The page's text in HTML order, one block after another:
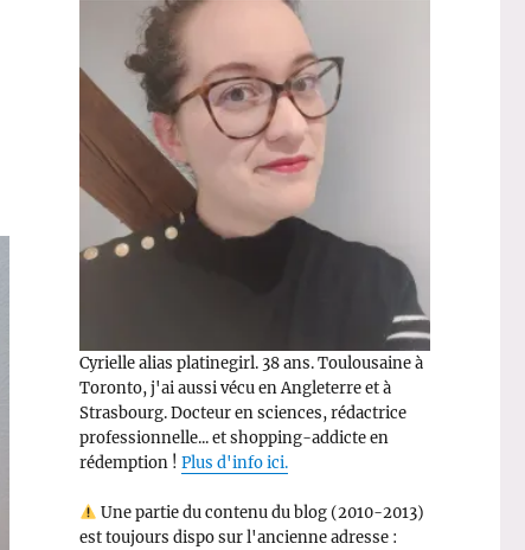
Cyrielle alias platinegirl. 38 ans. Toulousaine à
Toronto, j'ai aussi vécu en Angleterre et à
Strasbourg. Docteur en sciences, rédactrice
professionnelle... et shopping-addicte en
rédemption ! Plus d'info ici.
Une partie du contenu du blog (2010-2013)
est toujours dispo sur l'ancienne adresse :